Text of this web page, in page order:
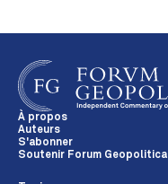
À propos
Auteurs
S'abonner
Soutenir Forum Geopolitica